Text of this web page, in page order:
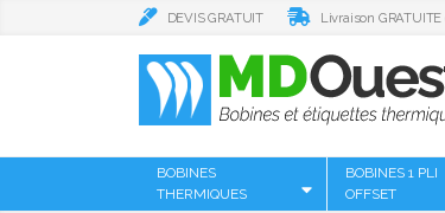
DEVIS GRATUIT Livraison
BOBINES
THERMIQUES
BOBINES 1 PLI
OFFSET